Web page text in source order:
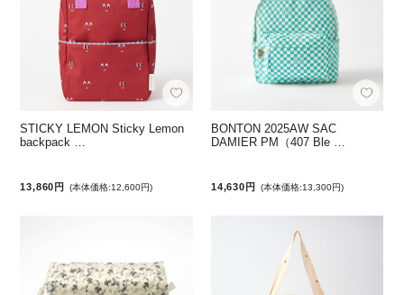
STICKY LEMON Sticky Lemon
backpack …
13,860円 (本体価格:12,600円)
BONTON 2025AW SAC
DAMIER PM（407 Ble …
14,630円 (本体価格:13,300円)